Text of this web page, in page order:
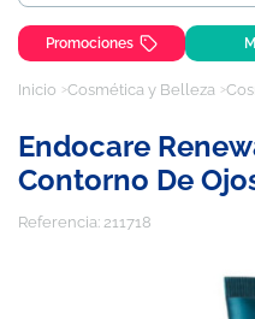
Promociones
Inicio Cosmética y Belleza
Endocare
Contorno De
Referencia: 211718